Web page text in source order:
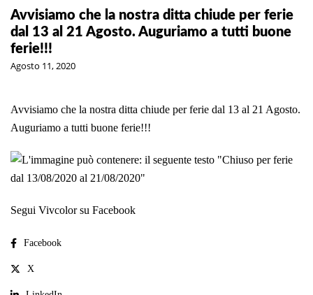
Avvisiamo che la nostra ditta chiude per ferie
dal 13 al 21 Agosto. Auguriamo a tutti buone
ferie!!!
Agosto 11, 2020
Avvisiamo che la nostra ditta chiude per ferie dal 13 al 21 Agosto.
Auguriamo a tutti buone ferie!!!
Segui Vivcolor su Facebook
Facebook
X